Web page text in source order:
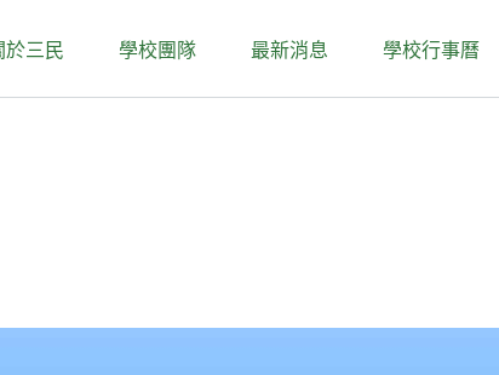
於三民 學校團隊 最新消息 學校行事曆